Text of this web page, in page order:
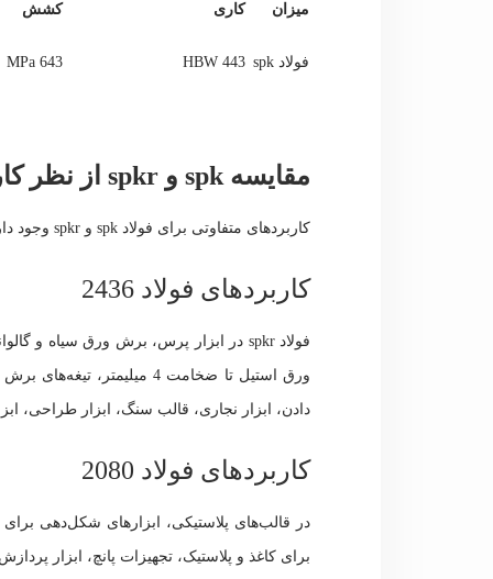
میزان کاری کشش
فولاد spk 443 HBW
643 MPa
مقایسه spk و spkr از نظر کاربردها
کاربردهای متفاوتی برای فولاد spk و spkr وجود دارد. این کاربردها شامل:
کاربردهای فولاد 2436
ورق استیل تا ضخامت 4
دادن، ابزار نجاری، قالب سنگ، ابزار طراحی،
کاربردهای فولاد 2080
در قالب‌های پلاستیکی، ابزارهای شکل‌دهی
برای کاغذ و پلاستیک، تجهیزات پانچ، ابزار